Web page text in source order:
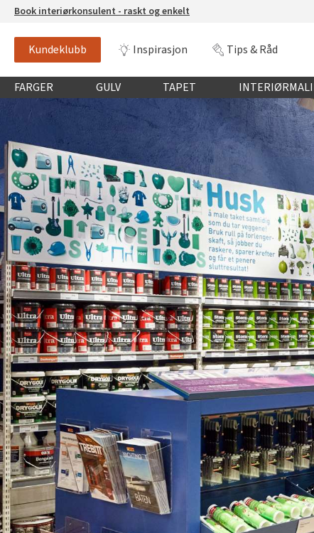
Book interiørkonsulent - raskt og enkelt
Kundeklubb Inspirasjon Tips & Råd
Globalnavigasjon mobil
FARGER GULV TAPET